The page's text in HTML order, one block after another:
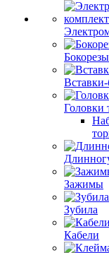
Бокорезы
Головки
Зажимы
Зубила
Кабели